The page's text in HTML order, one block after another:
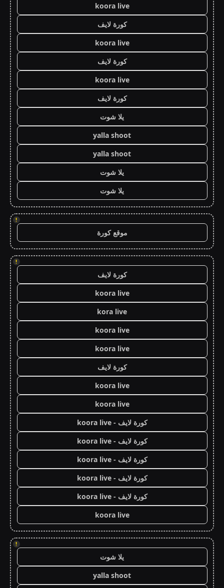
koora live
كورة لايف
koora live
كورة لايف
koora live
كورة لايف
يلا شوت
yalla shoot
yalla shoot
يلا شوت
يلا شوت
!
موقع كورة
!
كورة لايف
koora live
kora live
koora live
koora live
كورة لايف
koora live
koora live
كورة لايف - koora live
كورة لايف - koora live
كورة لايف - koora live
كورة لايف - koora live
كورة لايف - koora live
koora live
!
يلا شوت
yalla shoot